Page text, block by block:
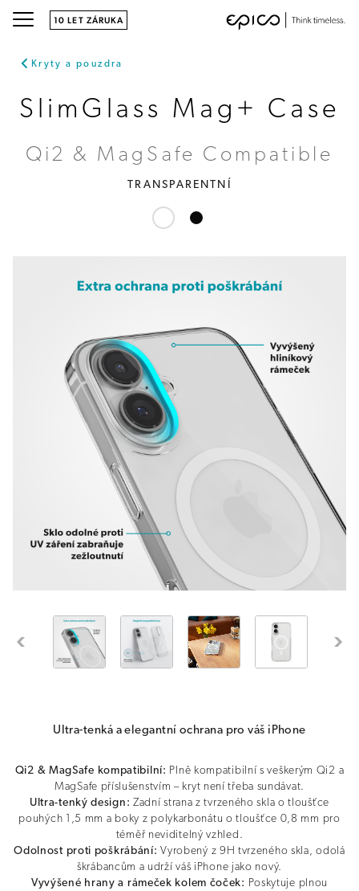
10 LET ZÁRUKA
Kryty a pouzdra
SlimGlass Mag+ Case
Qi2 & MagSafe Compatible
TRANSPARENTNÍ
Previous
Ultra-tenká a elegantní ochrana pro váš iPhone
Qi2 & MagSafe kompatibilní: Plně kompatibilní s veškerým Qi2 a
MagSafe příslušenstvím – kryt není třeba sundávat.
Ultra-tenký design: Zadní strana z tvrzeného skla o tloušťce
pouhých 1,5 mm a boky z polykarbonátu o tloušťce 0,8 mm pro
téměř neviditelný vzhled.
Odolnost proti poškrábání: Vyrobený z 9H tvrzeného skla, odolá
škrábancům a udrží váš iPhone jako nový.
Vyvýšené hrany a rámeček kolem čoček: Poskytuje plnou